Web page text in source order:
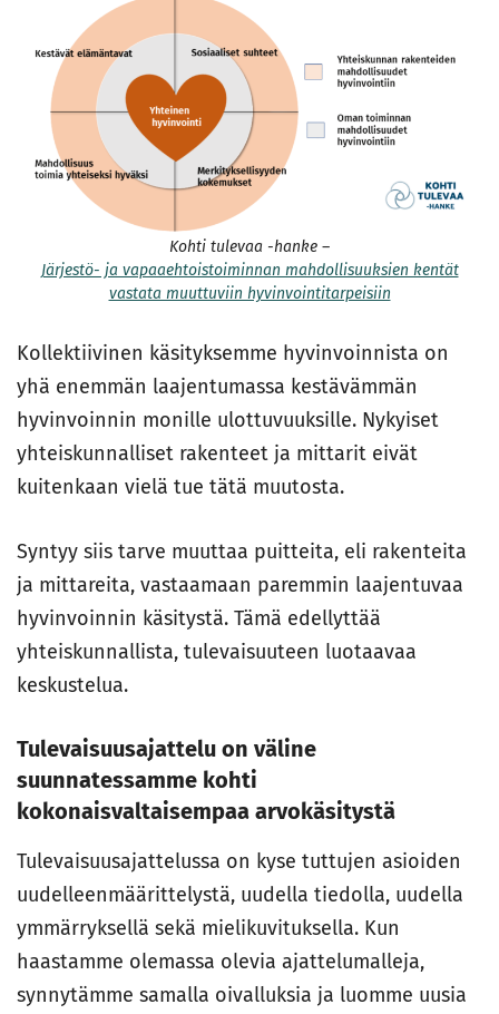
Kohti tulevaa -hanke –
Järjestö- ja vapaaehtoistoiminnan mahdollisuuksien kentät
vastata muuttuviin hyvinvointitarpeisiin
Kollektiivinen käsityksemme hyvinvoinnista on
yhä enemmän laajentumassa kestävämmän
hyvinvoinnin monille ulottuvuuksille. Nykyiset
yhteiskunnalliset rakenteet ja mittarit eivät
kuitenkaan vielä tue tätä muutosta.
Syntyy siis tarve muuttaa puitteita, eli rakenteita
ja mittareita, vastaamaan paremmin laajentuvaa
hyvinvoinnin käsitystä. Tämä edellyttää
yhteiskunnallista, tulevaisuuteen luotaavaa
keskustelua.
Tulevaisuusajattelu on väline
suunnatessamme kohti
kokonaisvaltaisempaa arvokäsitystä
Tulevaisuusajattelussa on kyse tuttujen asioiden
uudelleenmäärittelystä, uudella tiedolla, uudella
ymmärryksellä sekä mielikuvituksella. Kun
haastamme olemassa olevia ajattelumalleja,
synnytämme samalla oivalluksia ja luomme uusia